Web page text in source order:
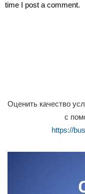
time I post a comment.
Оценить качество
с
https://